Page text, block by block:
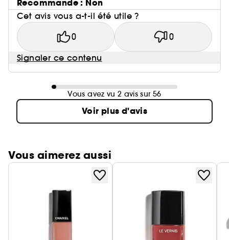
Recommande : Non
Cet avis vous a-t-il été utile ?
0 0
Signaler ce contenu
Vous avez vu 2 avis sur 56
Voir plus d'avis
Vous aimerez aussi